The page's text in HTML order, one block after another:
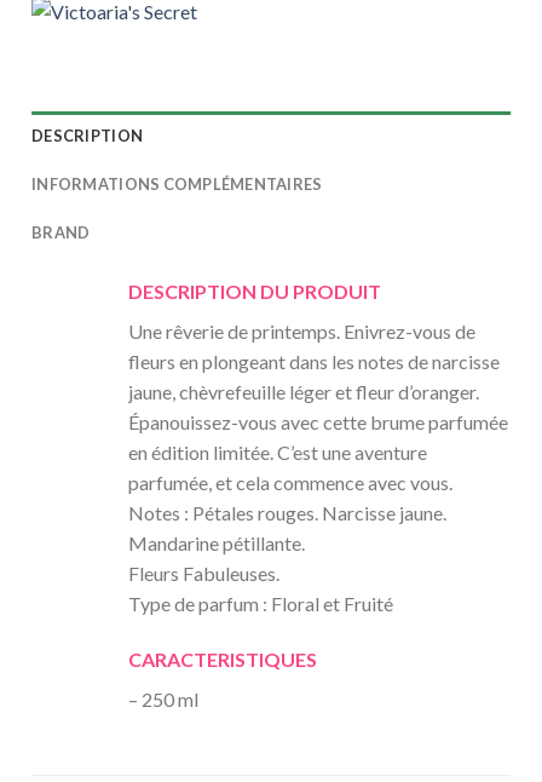
DESCRIPTION
INFORMATIONS COMPLÉMENTAIRES
BRAND
DESCRIPTION DU PRODUIT
Une rêverie de printemps. Enivrez-vous de
fleurs en plongeant dans les notes de narcisse
jaune, chèvrefeuille léger et fleur d’oranger.
Épanouissez-vous avec cette brume parfumée
en édition limitée. C’est une aventure
parfumée, et cela commence avec vous.
Notes : Pétales rouges. Narcisse jaune.
Mandarine pétillante.
Fleurs Fabuleuses.
Type de parfum : Floral et Fruité
CARACTERISTIQUES
– 250 ml